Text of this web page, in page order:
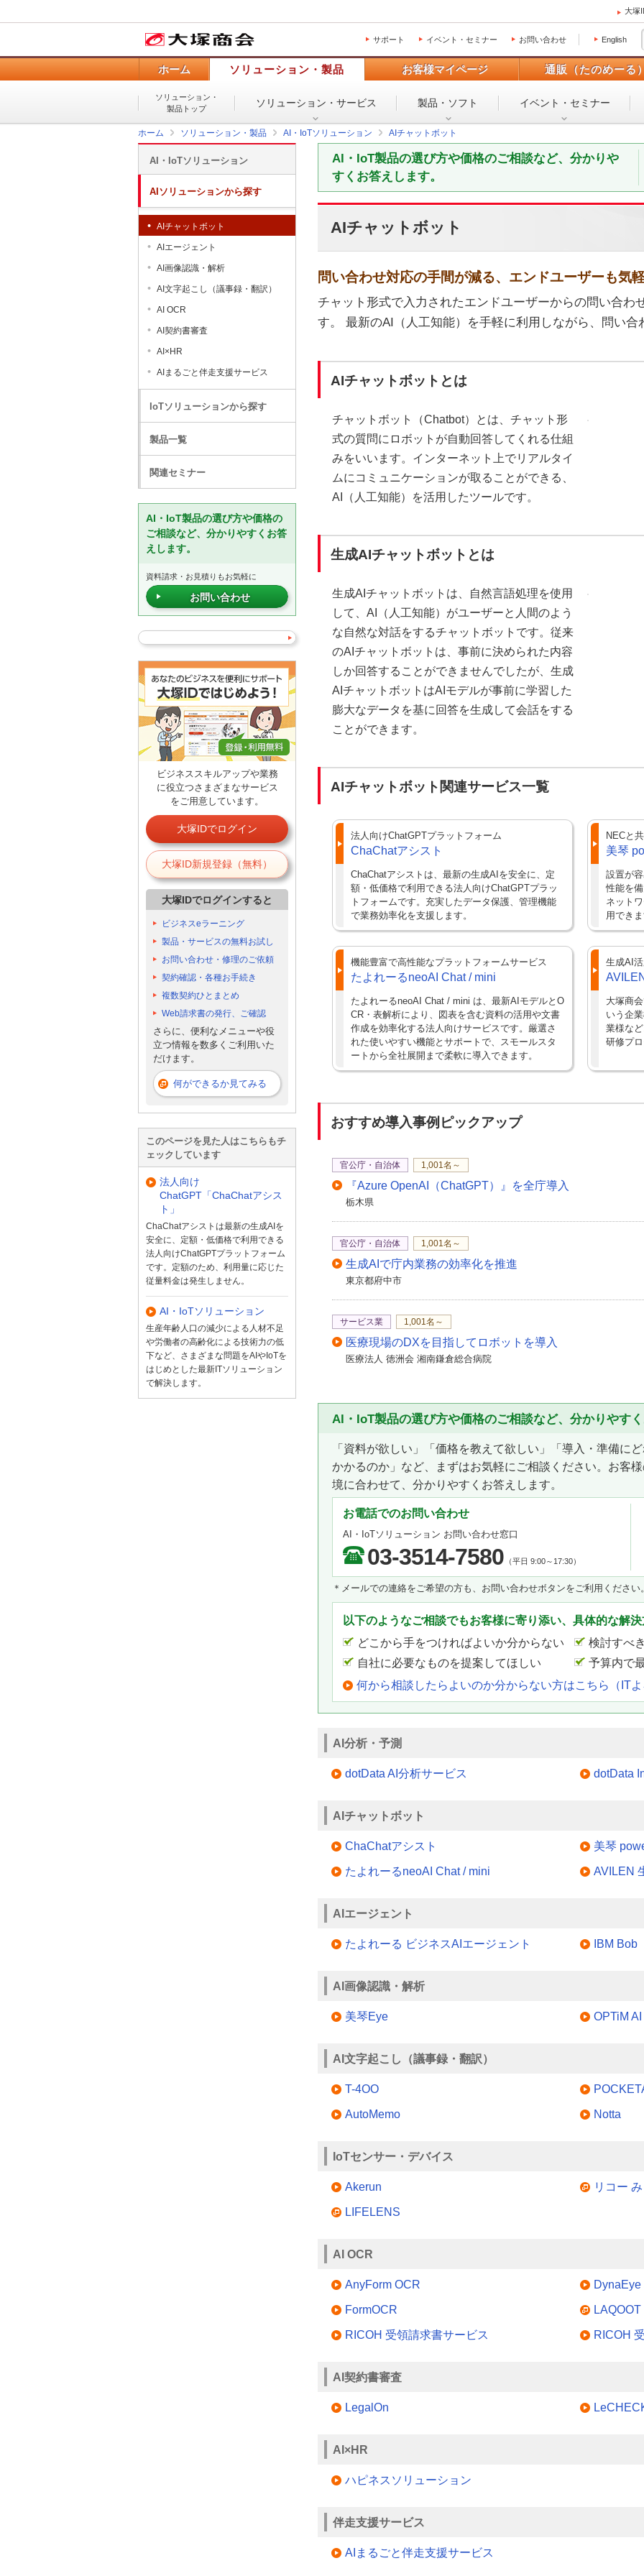
大塚
サポート イベント・セミナー お問い合わせ English
ホーム ソリューション・製品 お客様マイページ 通販（たのめーる）
ソリューション・
製品トップ
ソリューション・ サービス 製品・ソフト イベント・ セミナー
ホーム ソリューション・製品 AI・IoTソリューション AIチャットボット
AI・IoT製品の選び方や価格のご相談など、分かりや
すくお答えします。
AIチャットボット
問い合わせ対応の手間が減る、エンドユーザーも気
チャット形式で入力されたエンドユーザーからの問い合わ
す。 最新のAI（人工知能）を手軽に利用しながら、問い合
AIチャットボットとは
チャットボット（Chatbot）とは、チャット形
式の質問にロボットが自動回答してくれる仕組
みをいいます。インターネット上でリアルタイ
ムにコミュニケーションが取ることができる、
AI（人工知能）を活用したツールです。
生成AIチャットボットとは
生成AIチャットボットは、自然言語処理を使用
して、AI（人工知能）がユーザーと人間のよう
な自然な対話をするチャットボットです。従来
のAIチャットボットは、事前に決められた内容
しか回答することができませんでしたが、生成
AIチャットボットはAIモデルが事前に学習した
膨大なデータを基に回答を生成して会話をする
ことができます。
AIチャットボット関連サービス一覧
法人向けChatGPTプラットフォーム
ChaChatアシスト
ChaChatアシストは、最新の生成AIを安全に、定
額・低価格で利用できる法人向けChatGPTプラッ
トフォームです。充実したデータ保護、管理機能
で業務効率化を支援します。
NECと
美琴
設置が
性能を
ネット
用できま
機能豊富で高性能なプラットフォームサービス
たよれーるneoAI Chat / mini
たよれーるneoAI Chat / mini は、最新AIモデルとO
CR・表解析により、図表を含む資料の活用や文書
作成を効率化する法人向けサービスです。厳選さ
れた使いやすい機能とサポートで、スモールスタ
ートから全社展開まで柔軟に導入できます。
生成AI
大塚商
いう企
業様な
研修プ
おすすめ導入事例ピックアップ
官公庁・自治体 1,001名～
『Azure OpenAI（ChatGPT）』を全庁導入
栃木県
官公庁・自治体 1,001名～
生成AIで庁内業務の効率化を推進
東京都府中市
サービス業 1,001名～
医療現場のDXを目指してロボットを導入
医療法人 徳洲会 湘南鎌倉総合病院
AI・IoT製品の選び方や価格のご相談など、分かりやすく
「資料が欲しい」「価格を教えて欲しい」「導入・準備に
かかるのか」など、まずはお気軽にご相談ください。お客
境に合わせて、分かりやすくお答えします。
お電話でのお問い合わせ
AI・IoTソリューション お問い合わせ窓口
03-3514-7580 （平日 9:00～17:30）
＊メールでの連絡をご希望の方も、お問い合わせボタンをご利用ください。
以下のようなご相談でもお客様に寄り添い、具体的な解
どこから手をつければよいか分からない
検討すべ
自社に必要なものを提案してほしい
予算内で
何から相談したらよいのか分からない方はこちら（ITよ
AI分析・予測
dotData AI分析サービス dotData
AIチャットボット
ChaChatアシスト 美琴
たよれーるneoAI Chat / mini AVILEN
AIエージェント
たよれーる ビジネスAIエージェント IBM Bob
AI画像認識・解析
美琴Eye OPTiM
AI文字起こし（議事録・翻訳）
T-4OO
AutoMemo Notta
IoTセンサー・デバイス
Akerun リコー
LIFELENS
AI OCR
AnyForm OCR DynaEye
FormOCR LAQOOT
RICOH 受領請求書サービス RICOH
AI契約書審査
LegalOn
AI×HR
ハピネスソリューション
伴走支援サービス
AIまるごと伴走支援サービス
AI・IoTソリューション
AIソリューションから探す
AIチャットボット
AIエージェント
AI画像認識・解析
AI文字起こし（議事録・翻訳）
AI OCR
AI契約書審査
AI×HR
AIまるごと伴走支援サービス
IoTソリューションから探す
製品一覧
関連セミナー
AI・IoT製品の選び方や価格の
ご相談など、分かりやすくお答
えします。
資料請求・お見積りもお気軽に
お問い合わせ
ビジネススキルアップや業務
に役立つさまざまなサービス
をご用意しています。
大塚IDでログイン
大塚ID新規登録（無料）
大塚IDでログインすると
ビジネスeラーニング
製品・サービスの無料お試し
お問い合わせ・修理のご依頼
契約確認・各種お手続き
複数契約ひとまとめ
Web請求書の発行、ご確認
さらに、便利なメニューや役
立つ情報を数多くご利用いた
だけます。
何ができるか見てみる
このページを見た人はこちらもチ
ェックしています
法人向け
ChatGPT「ChaChatアシス
ト」
ChaChatアシストは最新の生成AIを
安全に、定額・低価格で利用できる
法人向けChatGPTプラットフォーム
です。定額のため、利用量に応じた
従量料金は発生しません。
AI・IoTソリューション
生産年齢人口の減少による人材不足
や労働者の高齢化による技術力の低
下など、さまざまな問題をAIやIoTを
はじめとした最新ITソリューション
で解決します。